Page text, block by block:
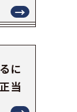
に
当